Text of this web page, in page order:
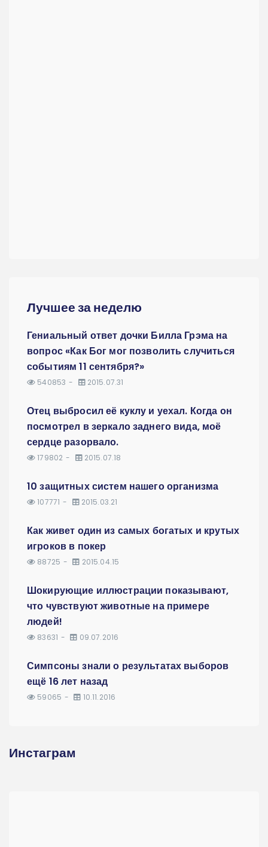
Лучшее за неделю
Гениальный ответ дочки Билла Грэма на
вопрос «Как Бог мог позволить случиться
событиям 11 сентября?»
540853 2015.07.31
Отец выбросил её куклу и уехал. Когда он
посмотрел в зеркало заднего вида, моё
сердце разорвало.
179802 2015.07.18
10 защитных систем нашего организма
107771 2015.03.21
Как живет один из самых богатых и крутых
игроков в покер
88725 2015.04.15
Шокирующие иллюстрации показывают,
что чувствуют животные на примере
людей!
83631 09.07.2016
Симпсоны знали о результатах выборов
ещё 16 лет назад
59065 10.11.2016
Инстаграм